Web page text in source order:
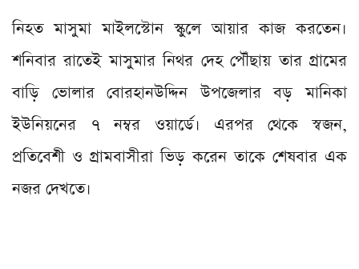
নিহত মাসুমা মাইলস্টোন স্কুলে আয়ার কাজ করতেন।
শনিবার রাতেই মাসুমার নিথর দেহ পৌঁছায় তার গ্ৰামের
বাড়ি ভোলার বোরহানউদ্দিন উপজেলার বড় মানিকা
ইউনিয়নের ৭ নম্বর ওয়ার্ডে। এরপর থেকে স্বজন,
প্রতিবেশী ও গ্রামবাসীরা ভিড় করেন তাকে শেষবার এক
নজর দেখতে।